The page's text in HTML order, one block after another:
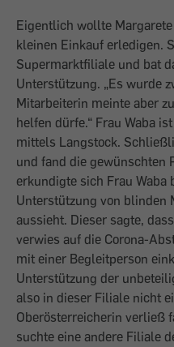
Eigentlich wollte
kleinen Einkauf erledigen.
Supermarktfiliale und bat
Unterstützung. „Es wurde
Mit­arbeiterin meinte aber
helfen dürfe.“ Frau Waba
mittels Langstock.
und fand die gewünschten
erkundigte sich Frau
Unterstützung von blinden
aussieht. Dieser sagte,
verwies auf die Corona-
mit einer Begleitperson
Unterstützung der
also in dieser Filiale nicht
Oberösterreicherin verließ
suchte eine andere Filiale